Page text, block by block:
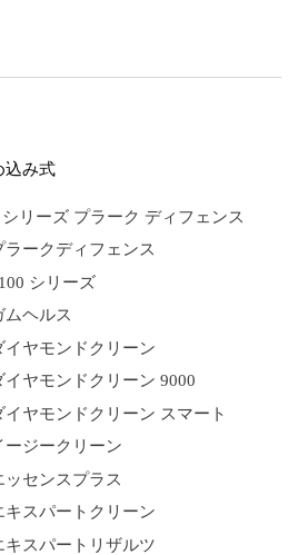
込み式
シリーズ プラーク ディフェンス
ラークディフェンス
シリーズ
ムヘルス
イヤモンドクリーン
イヤモンドクリーン 9000
イヤモンドクリーン スマート
ージークリーン
ッセンスプラス
キスパートクリーン
キスパートリザルツ